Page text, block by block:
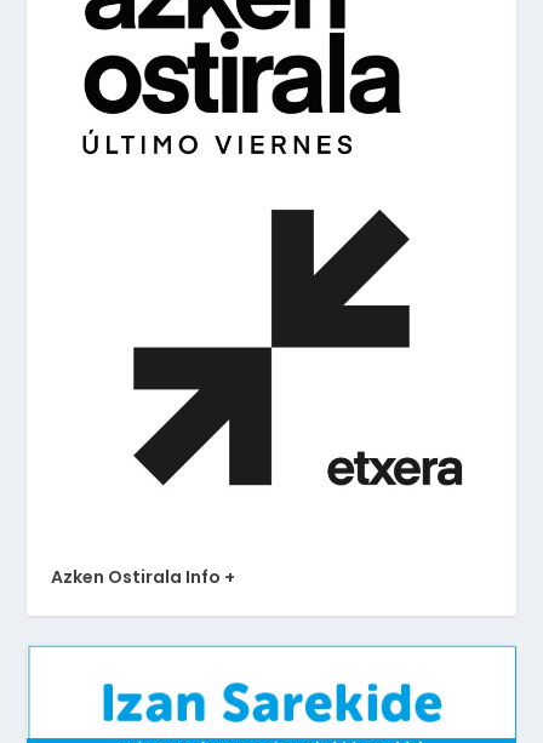
Azken Ostirala Info +